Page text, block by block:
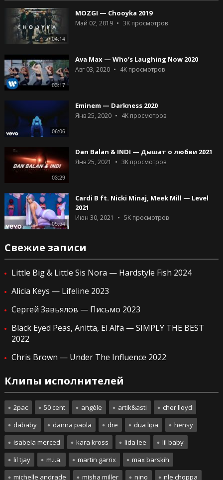
04:14
MOZGI — Chooyka 2019
Май 02, 2019 3Kпросмотров
03:17
Ava Max — Who’s Laughing Now 2020
Авг 03, 2020 4Kпросмотров
06:06
Eminem — Darkness 2020
Янв 25, 2020 4Kпросмотров
03:29
Dan Balan & INDI — Дышат о любви 2021
Янв 25, 2021 3Kпросмотров
05:54
Cardi B ft. Nicki Minaj, Meek Mill — Level
2021
Июн 30, 2021 5Kпросмотров
Свежие записи
Little Big & Little Sis Nora — Hardstyle Fish 2024
Alicia Keys — Lifeline 2023
Сергей Завьялов — Письмо 2023
Black Eyed Peas, Anitta, El Alfa — SIMPLY THE BEST
2022
Chris Brown — Under The Influence 2022
Клипы исполнителей
2pac 50 cent angèle artik&asti
cher lloyd
dababy
danna paola dre dua lipa
hensy
isabela merced
kara kross lida lee
lil baby
lil tjay
m.i.a. martin garrix
max barskih
michelle andrade
misha miller nino nle choppa